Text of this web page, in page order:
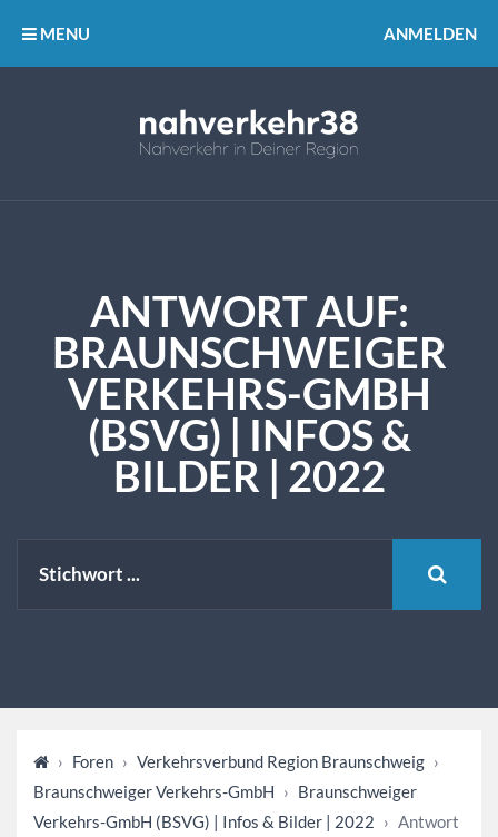
MENU ANMELDEN
ANTWORT AUF:
BRAUNSCHWEIGER
VERKEHRS-GMBH
(BSVG) | INFOS &
BILDER | 2022
› Foren › Verkehrsverbund Region Braunschweig ›
Braunschweiger Verkehrs-GmbH › Braunschweiger
Verkehrs-GmbH (BSVG) | Infos & Bilder | 2022 › Antwort